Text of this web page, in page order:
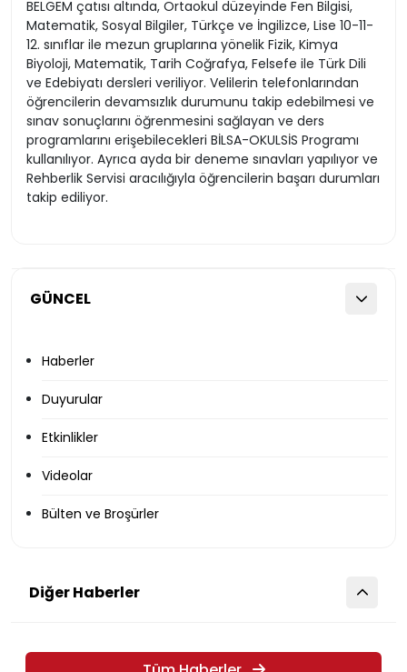
BELGEM çatısı altında, Ortaokul düzeyinde Fen Bilgisi,
Matematik, Sosyal Bilgiler, Türkçe ve İngilizce, Lise 10-11-
12. sınıflar ile mezun gruplarına yönelik Fizik, Kimya
Biyoloji, Matematik, Tarih Coğrafya, Felsefe ile Türk Dili
ve Edebiyatı dersleri veriliyor. Velilerin telefonlarından
öğrencilerin devamsızlık durumunu takip edebilmesi ve
sınav sonuçlarını öğrenmesini sağlayan ve ders
programlarını erişebilecekleri BİLSA-OKULSİS Programı
kullanılıyor. Ayrıca ayda bir deneme sınavları yapılıyor ve
Rehberlik Servisi aracılığıyla öğrencilerin başarı durumları